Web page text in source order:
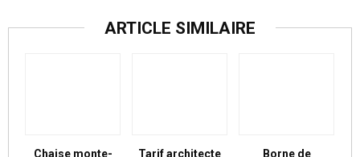
ARTICLE SIMILAIRE
Chaise monte-
Tarif architecte
Borne de